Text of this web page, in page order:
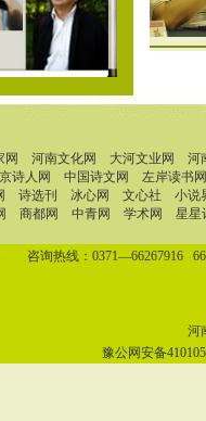
网 河南文化网 大河文业网
河
诗人网 中国诗文网
左岸读书网
诗选刊 冰心网 文心社
小说
商都网 中青网 学术网 星星
咨询热线：0371—66267916
河
豫公网安备